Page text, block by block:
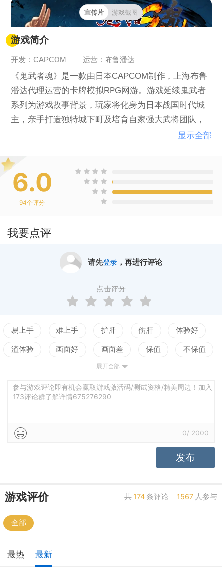
宣传片 游戏截图
游戏简介
开发：CAPCOM 运营：布鲁潘达
《鬼武者魂》是一款由日本CAPCOM制作，上海布鲁
潘达代理运营的卡牌模拟RPG网游。游戏延续鬼武者
系列为游戏故事背景，玩家将化身为日本战国时代城
主，亲手打造独特城下町及培育自家强大武将团队，
显示全部
6.0
94个评分
我要点评
请先登录，再进行评论
点击评分
易上手 难上手 护肝 伤肝 体验好
渣体验 画面好 画面差 保值 不保值
测试
展开全部
参与游戏评论即有机会赢取游戏激活码/测试资格/精美周边！加入
173评论群了解详情675276290
0/ 2000
发布
游戏评价 共 174条评论 1567 人参与
全部
最热 最新